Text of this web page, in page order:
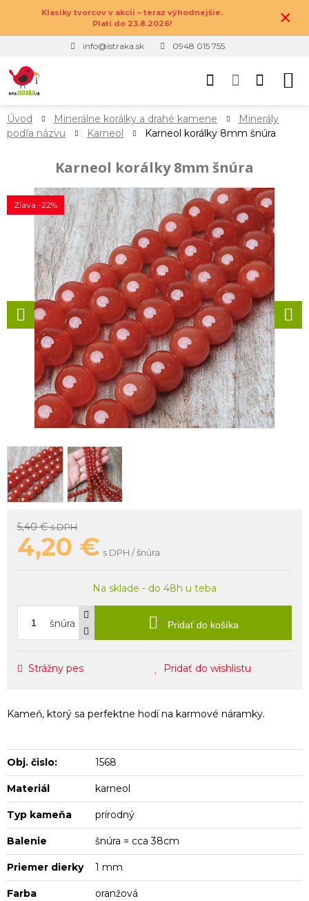
Klasiky tvorcov v akcii – teraz výhodnejšie.
Platí do 23.8.2026!
×
info@istraka.sk 0948 015 755
Úvod Minerálne korálky a drahé kamene
Minerály
podľa názvu
Karneol Karneol korálky 8mm šnúra
Karneol korálky 8mm šnúra
Zľava -22%
5,40 €s DPH
4,20 € s DPH / šnúra
Na sklade - do 48h u teba
šnúra Pridať do košíka
Strážny pes Pridať do wishlistu
Kameň, ktorý sa perfektne hodí na karmové náramky.
Obj. čislo: 1568
Materiál karneol
Typ kameňa prírodný
Balenie šnúra = cca 38cm
Priemer dierky 1 mm
Farba oranžová